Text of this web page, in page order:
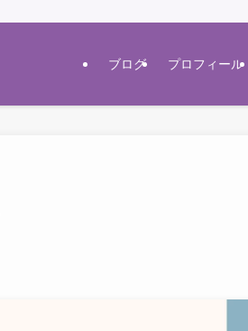
ブログ プロフィール